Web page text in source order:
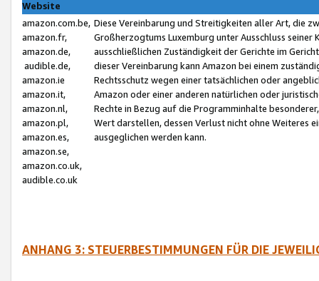
Website
amazon.com.be,
amazon.fr,
amazon.de,
audible.de,
amazon.ie
amazon.it,
amazon.nl,
amazon.pl,
amazon.es,
amazon.se,
amazon.co.uk,
audible.co.uk
Diese Vereinbarung und Streitigkeiten aller Art, die
Großherzogtums Luxemburg unter Ausschluss
ausschließlichen Zuständigkeit der Gerichte im
dieser Vereinbarung kann Amazon bei einem
Rechtsschutz wegen einer tatsächlichen oder
Amazon oder einer anderen natürlichen oder
Rechte in Bezug auf die Programminhalte
Wert darstellen, dessen Verlust nicht ohne Weiteres
ausgeglichen werden kann.
ANHANG 3: STEUERBESTIMMUNGEN FÜR DIE